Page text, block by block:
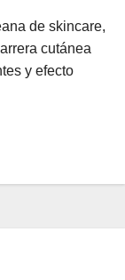
de skincare,
cutánea
y efecto